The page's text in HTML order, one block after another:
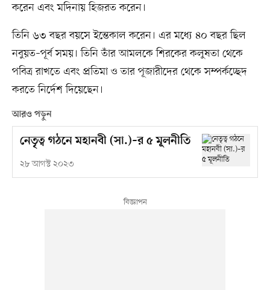
করেন এবং মদিনায় হিজরত করেন।
তিনি ৬৩ বছর বয়সে ইন্তেকাল করেন। এর মধ্যে ৪০ বছর ছিল
নবুয়ত–পূর্ব সময়। তিনি তাঁর আমলকে শিরকের কলুষতা থেকে
পবিত্র রাখতে এবং প্রতিমা ও তার পূজারীদের থেকে সম্পর্কচ্ছেদ
করতে নির্দেশ দিয়েছেন।
আরও পড়ুন
নেতৃত্ব গঠনে মহানবী (সা.)–র ৫ মূলনীতি
২৮ আগস্ট ২০২৩